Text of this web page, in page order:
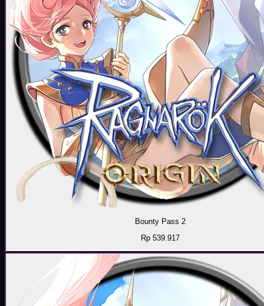
Bounty Pass 2
Rp 539.917